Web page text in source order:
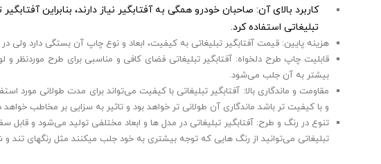
کاربرد بالای آن: صاحبان خودرو همگی به آفتابگیر نیاز دارند، بنابراین
تبلیغاتی استفاده کرد.
هزینه پایین: قیمت آفتابگیر تبلیغاتی به کیفیت، ابعاد و نوع چاپ آن بستگی دارد ولی
قابلیت چاپ طرح دلخواه: آفتابگیر تبلیغاتی فضای کافی و مناسبی برای طرح موردنظر
بیشتر به آن جلب می‌شود.
مقاومت و ماندگاری بالا: آفتابگیر تبلیغاتی با کیفیت می‌تواند برای مدت طولانی مورد
و با کیفیت تر باشد ماندگاری آن طولانی تر خواهد بود و تاثیر به سزایی بر مخاطب
تنوع در رنگ و طرح: آفتابگیر تبلیغاتی در مدل ها و ابعاد مختلفی تولید می‌شود و
تبلیغاتی می‌توانید از رنگ هایی که توجه بیشتری به خود جلب میکنند مثل رنگهای تند و